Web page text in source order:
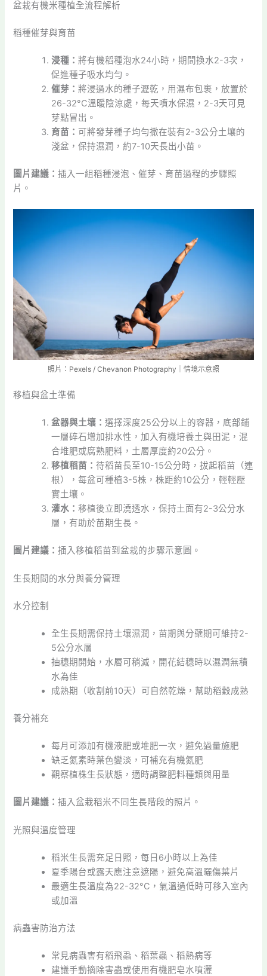
盆栽有機米種植全流程解析
稻種催芽與育苗
浸種：將有機稻種泡水24小時，期間換水2-3次，
促進種子吸水均勻。
催芽：將浸過水的種子瀝乾，用濕布包裹，放置於
26-32°C溫暖陰涼處，每天噴水保濕，2-3天可見
芽點冒出。
育苗： 可將發芽種子均勻撒在裝有2-3公分土壤的
淺盆，保持濕潤，約7-10天長出小苗。
圖片建議：插入一組稻種浸泡、催芽、育苗過程的步驟照
片。
照片：Pexels / Chevanon Photography｜情境示意照
移植與盆土準備
盆器與土壤：選擇深度25公分以上的容器，底部鋪
一層碎石增加排水性，加入有機培養土與田泥，混
合堆肥或腐熟肥料，土層厚度約20公分。
移植稻苗：待稻苗長至10-15公分時，拔起稻苗（連
根），每盆可種植3-5株，株距約10公分，輕輕壓
實土壤。
灌水：移植後立即澆透水，保持土面有2-3公分水
層，有助於苗期生長。
圖片建議：插入移植稻苗到盆栽的步驟示意圖。
生長期間的水分與養分管理
水分控制
全生長期需保持土壤濕潤，苗期與分蘗期可維持2-
5公分水層
抽穗期開始，水層可稍減，開花結穗時以濕潤無積
水為佳
成熟期（收割前10天）可自然乾燥，幫助稻穀成熟
養分補充
每月可添加有機液肥或堆肥一次，避免過量施肥
缺乏氮素時葉色變淡，可補充有機氮肥
觀察植株生長狀態，適時調整肥料種類與用量
圖片建議：插入盆栽稻米不同生長階段的照片。
光照與溫度管理
稻米生長需充足日照，每日6小時以上為佳
夏季陽台或露天應注意遮陽，避免高溫曬傷葉片
最適生長溫度為22-32°C，氣溫過低時可移入室內
或加溫
病蟲害防治方法
常見病蟲害有稻飛蝨、稻葉蟲、稻熱病等
建議手動摘除害蟲或使用有機肥皂水噴灑